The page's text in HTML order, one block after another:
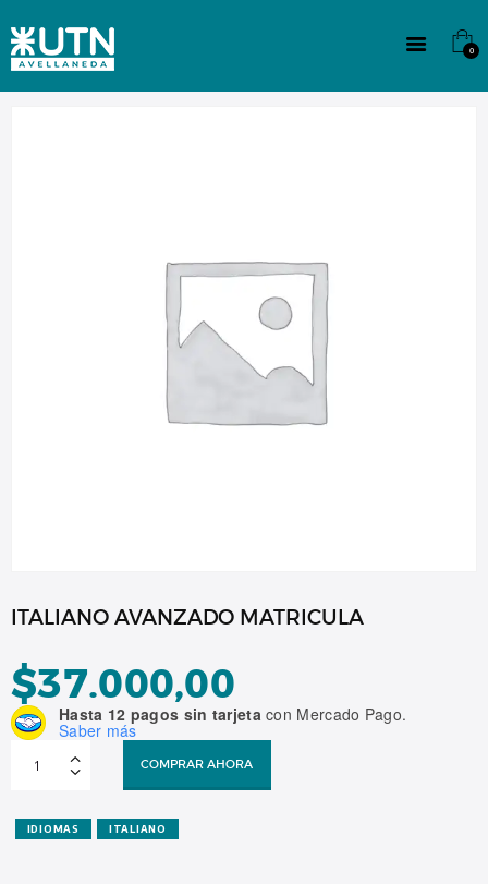
0
CULTURA
ITALIANO AVANZADO MATRICULA
$37.000,00
Hasta 12 pagos sin tarjetacon Mercado Pago.
Saber más
AVANZADO
MATRICULA
COMPRAR AHORA
IDIOMAS ITALIANO